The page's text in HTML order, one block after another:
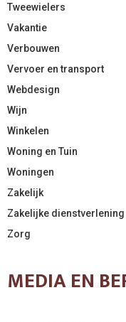
Tweewielers
Vakantie
Verbouwen
Vervoer en transport
Webdesign
Wijn
Winkelen
Woning en Tuin
Woningen
Zakelijk
Zakelijke dienstverlening
Zorg
MEDIA EN